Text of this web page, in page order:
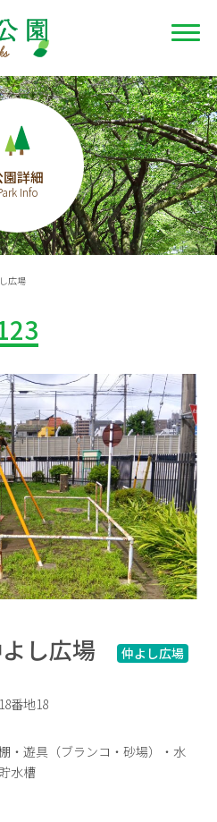
園詳細
広場
し広場 仲よし広場
番地18
・遊具（ブランコ・砂場）・水
水槽